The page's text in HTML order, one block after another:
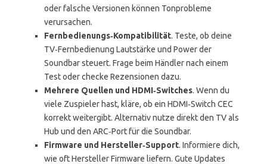
oder falsche Versionen können Tonprobleme
verursachen.
Fernbedienungs‑Kompatibilität. Teste, ob deine
TV‑Fernbedienung Lautstärke und Power der
Soundbar steuert. Frage beim Händler nach einem
Test oder checke Rezensionen dazu.
Mehrere Quellen und HDMI‑Switches. Wenn du
viele Zuspieler hast, kläre, ob ein HDMI‑Switch CEC
korrekt weitergibt. Alternativ nutze direkt den TV als
Hub und den ARC‑Port für die Soundbar.
Firmware und Hersteller‑Support. Informiere dich,
wie oft Hersteller Firmware liefern. Gute Updates